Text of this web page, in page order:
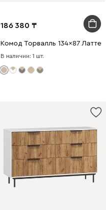
186 380
Комод Торвалль 134x87 Латте
В наличии: 1 шт.